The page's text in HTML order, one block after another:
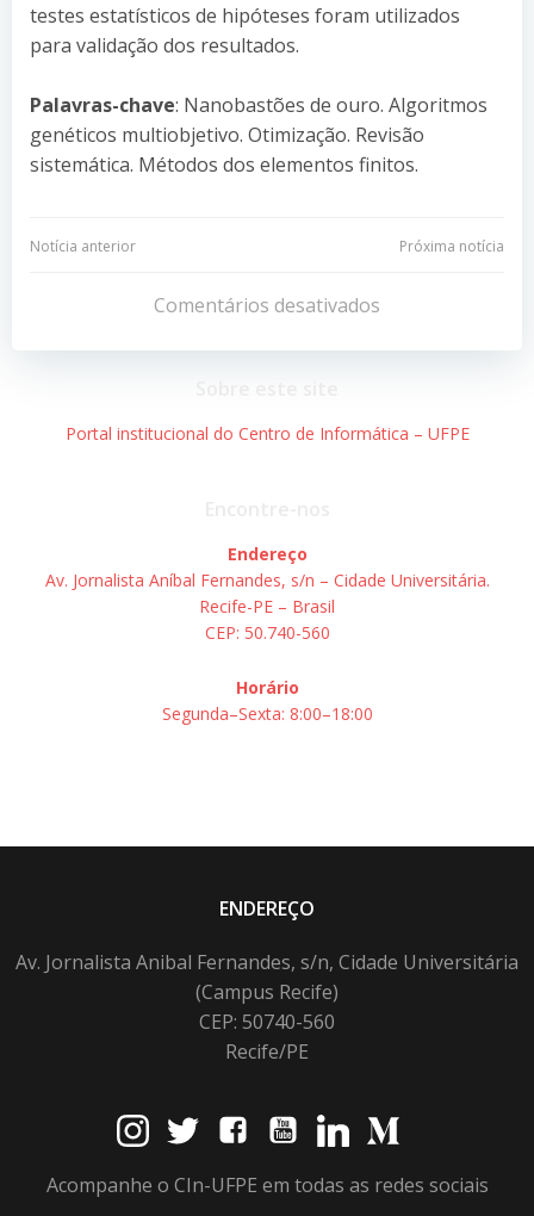
testes estatísticos de hipóteses foram utilizados
para validação dos resultados.
Palavras-chave: Nanobastões de ouro. Algoritmos
genéticos multiobjetivo. Otimização. Revisão
sistemática. Métodos dos elementos finitos.
Navegação
Post
Notícia anterior
Navegação
de
Post
Próxima notícia
Comentários desativados
Portal institucional do Centro de Informática – UFPE
Endereço
Av. Jornalista Aníbal Fernandes, s/n – Cidade Universitária.
Recife-PE – Brasil
CEP: 50.740-560
Horário
Segunda–Sexta: 8:00–18:00
ENDEREÇO
Av. Jornalista Anibal Fernandes, s/n, Cidade Universitária
(Campus Recife)
CEP: 50740-560
Recife/PE
Acompanhe o CIn-UFPE em todas as redes sociais